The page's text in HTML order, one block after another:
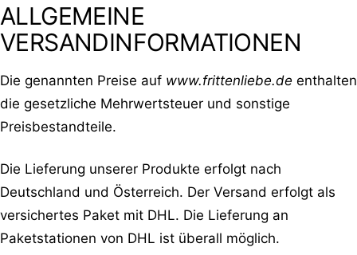
ALLGEMEINE
VERSANDINFORMATIONEN
Die genannten Preise auf www.frittenliebe.de enthalten
die gesetzliche Mehrwertsteuer und sonstige
Preisbestandteile.
Die Lieferung unserer Produkte erfolgt nach
Deutschland und Österreich. Der Versand erfolgt als
versichertes Paket mit DHL. Die Lieferung an
Paketstationen von DHL ist überall möglich.